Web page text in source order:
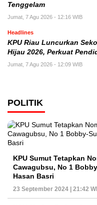
Tenggelam
Jumat, 7 Agu 2026 - 12:16 WIB
Headlines
KPU Riau Luncurkan
Hijau 2026, Perkuat
Jumat, 7 Agu 2026 - 12:09 WIB
POLITIK
KPU Sumut Tetapkan
Cawagubsu, No 1
Hasan Basri
23 September 2024 | 21:42